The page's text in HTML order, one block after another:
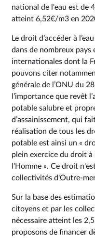
national de l'eau est de
atteint 6,52€/m3 en
Le droit d’accéder à
dans de nombreux pays
internationales dont la
pouvons citer
générale de l’ONU du
l’importance que revêt
potable salubre et
d’assainissement, qui
réalisation de tous les
potable est ainsi un «
plein exercice du droit
l’Homme ». Ce droit
collectivités d'Outre-
Sur la base des
citoyens et par les
nécessaire atteint les
proposons de financer